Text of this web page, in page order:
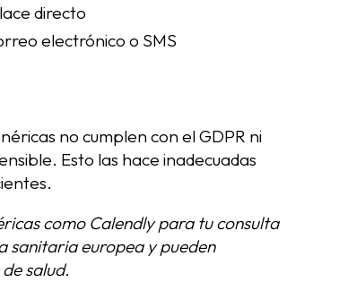
directo
electrónico o SMS
no cumplen con el GDPR ni
Esto las hace inadecuadas
como Calendly para tu consulta
sanitaria europea y pueden
salud.